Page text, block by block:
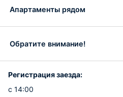
Апартаменты рядом
Обратите внимание!
Регистрация заезда:
с 14:00